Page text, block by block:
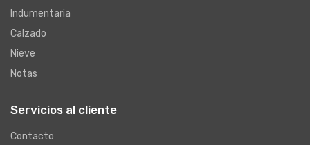
Indumentaria
Calzado
Nieve
Notas
Servicios al cliente
Contacto